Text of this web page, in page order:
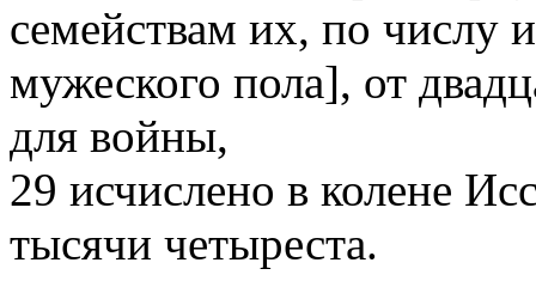
семействам их, по числу
мужеского пола], от
для войны,
29 исчислено в колене
тысячи четыреста.